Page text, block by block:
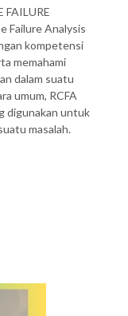
FAILURE
Failure Analysis
kompetensi
memahami
dalam suatu
umum, RCFA
digunakan untuk
masalah.